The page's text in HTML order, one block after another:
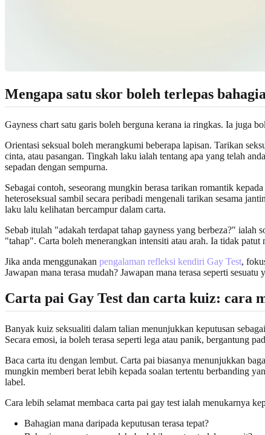
Mengapa satu skor boleh terlepas
Gayness chart satu garis boleh berguna kerana ia ringkas. Ia juga
Orientasi seksual boleh merangkumi beberapa lapisan. Tarikan
cinta, atau pasangan. Tingkah laku ialah tentang apa yang telah
sepadan dengan sempurna.
Sebagai contoh, seseorang mungkin berasa tarikan romantik
heteroseksual sambil secara peribadi mengenali tarikan sesama
laku lalu kelihatan bercampur dalam carta.
Sebab itulah "adakah terdapat tahap gayness yang berbeza?"
"tahap". Carta boleh menerangkan intensiti atau arah. Ia tidak
Jika anda menggunakan pengalaman refleksi kendiri Gay Test,
Jawapan mana terasa mudah? Jawapan mana terasa seperti
Carta pai Gay Test dan carta kuiz: cara
Banyak kuiz seksualiti dalam talian menunjukkan keputusan
Secara emosi, ia boleh terasa seperti lega atau panik, bergantung
Baca carta itu dengan lembut. Carta pai biasanya menunjukkan
mungkin memberi berat lebih kepada soalan tertentu berbanding
label.
Cara lebih selamat membaca carta pai gay test ialah menukarnya
Bahagian mana daripada keputusan terasa tepat?